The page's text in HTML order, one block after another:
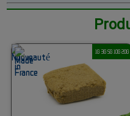
1G 3G 5G 10G 20G